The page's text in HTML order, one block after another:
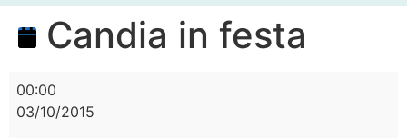
Candia in festa
00:00
03/10/2015